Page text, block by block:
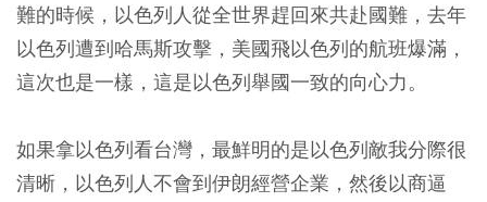
難的時候，以色列人從全世界趕回來共赴國難，去年
以色列遭到哈馬斯攻擊，美國飛以色列的航班爆滿，
這次也是一樣，這是以色列舉國一致的向心力。
如果拿以色列看台灣，最鮮明的是以色列敵我分際很
清晰，以色列人不會到伊朗經營企業，然後以商逼